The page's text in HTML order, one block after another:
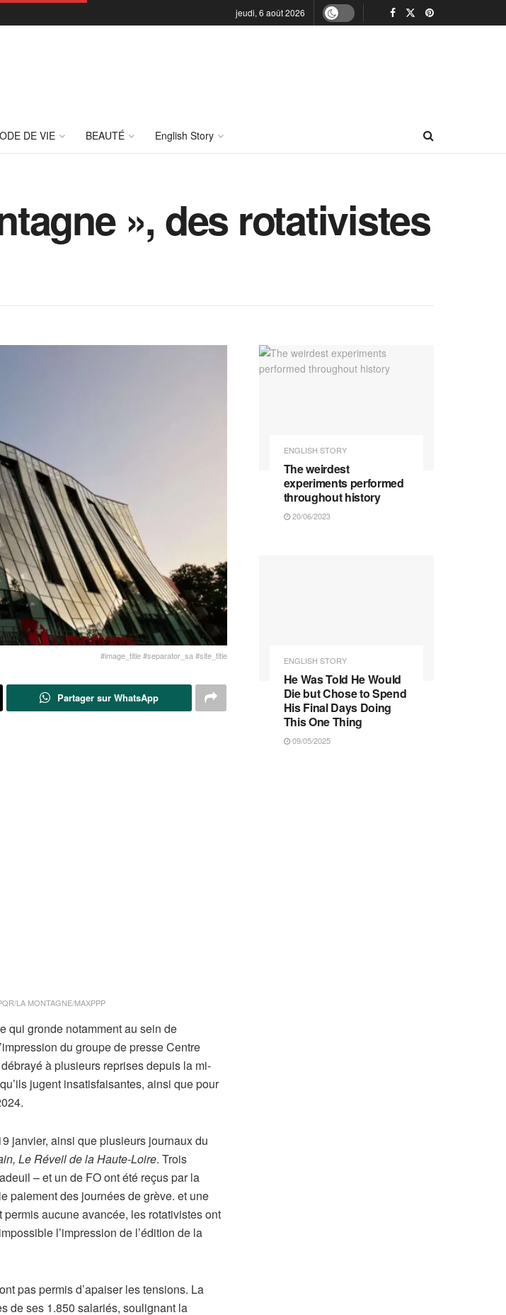
jeudi, 6 août 2026
DE VIE BEAUTÉ English Story
», des rotativistes
#image_title #separator_sa #site_title
Partager sur WhatsApp
LA MONTAGNE/MAXPPP
qui gronde notamment au sein de
du groupe de presse Centre
à plusieurs reprises depuis la mi-
jugent insatisfaisantes, ainsi que pour
janvier, ainsi que plusieurs journaux du
Le Réveil de la Haute-Loire. Trois
– et un de FO ont été reçus par la
paiement des journées de grève. et une
aucune avancée, les rotativistes ont
l’impression de l’édition de la
pas permis d’apaiser les tensions. La
de ses 1.850 salariés, soulignant la
ENGLISH STORY
The weirdest
experiments performed
throughout history
20/06/2023
ENGLISH STORY
He Was Told He Would
Die but Chose to Spend
His Final Days Doing
This One Thing
09/05/2025